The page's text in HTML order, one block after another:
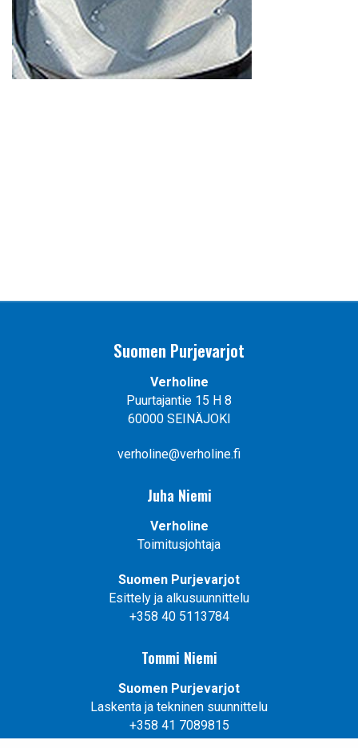
Suomen Purjevarjot
Verholine
Puurtajantie 15 H 8
60000 SEINÄJOKI
verholine@verholine.fi
Juha Niemi
Verholine
Toimitusjohtaja
Suomen Purjevarjot
Esittely ja alkusuunnittelu
+358 40 5113784
Tommi Niemi
Suomen Purjevarjot
Laskenta ja tekninen suunnittelu
+358 41 7089815